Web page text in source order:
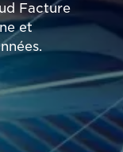
Facture
et